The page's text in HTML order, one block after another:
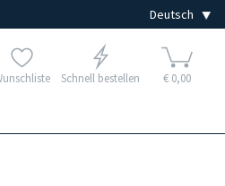
Schnell bestellen € 0,00